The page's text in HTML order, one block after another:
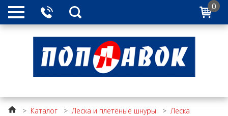
0
> Каталог >Леска и плетёные шнуры >Леска